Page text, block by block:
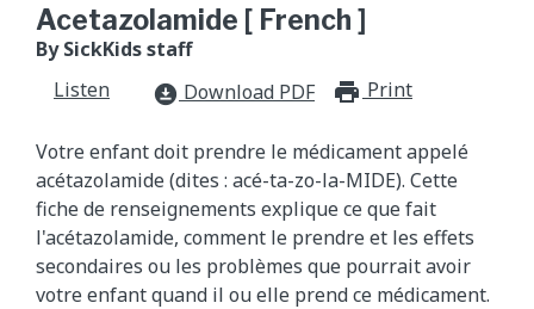
Acetazolamide [ French ]
By SickKids staff
Listen
download_for_offline Download PDF Print
Votre enfant doit prendre le médicament appelé
acétazolamide (dites : acé-ta-zo-la-MIDE). Cette
fiche de renseignement​s explique ce que fait
l'acétazolamide, comment le prendre et les effets
secondaires ou les problèmes que pourrait avoir
votre enfant quand il ou elle prend ce médicament.